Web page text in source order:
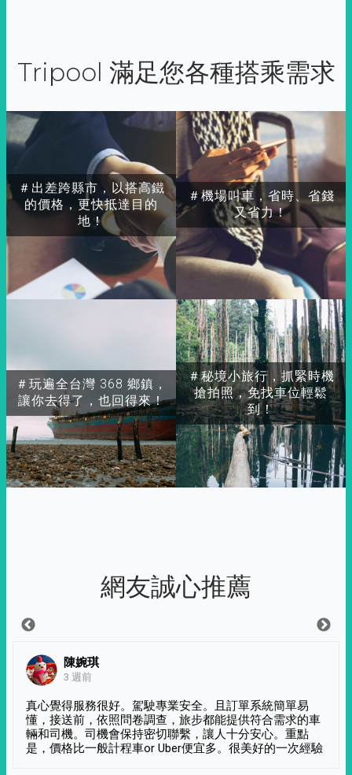
Tripool 滿足您各種搭乘需求
＃出差跨縣市，以搭高鐵
的價格，更快抵達目的
地！
＃玩遍全台灣 368 鄉鎮，
讓你去得了，也回得來！
＃秘境小旅行，抓緊時機
搶拍照，免找車位輕鬆
到！
＃機場叫車，省時、省錢
又省力！
網友誠心推薦
陳婉琪
3 週前
真心覺得服務很好。駕駛專業安全。且訂單系統簡單易
懂，接送前，依照問卷調查，旅步都能提供符合需求的車
輛和司機。司機會保持密切聯繫，讓人十分安心。重點
是，價格比一般計程車or Uber便宜多。很美好的一次經驗